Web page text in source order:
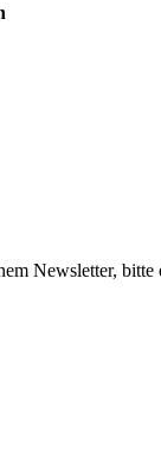
Newsletter, bitte